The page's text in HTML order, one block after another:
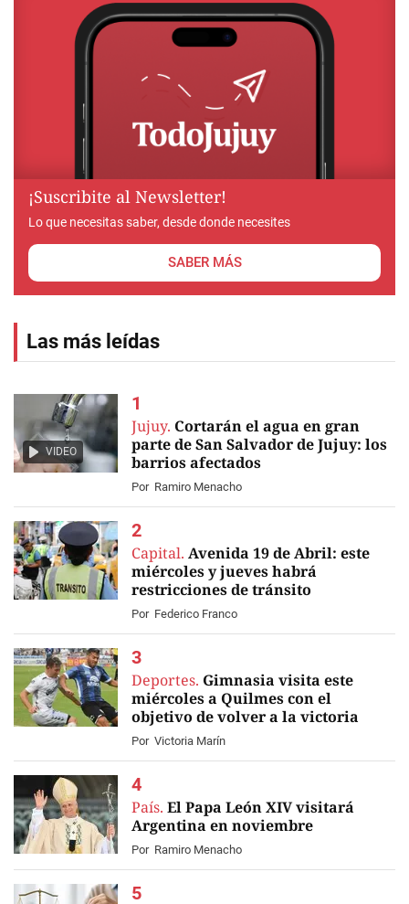
¡Suscribite al Newsletter!
Lo que necesitas saber, desde donde necesites
SABER MÁS
Las más leídas
VIDEO
Jujuy. Cortarán el agua en gran
parte de San Salvador de Jujuy: los
barrios afectados
Por Ramiro Menacho
Capital. Avenida 19 de Abril: este
miércoles y jueves habrá
restricciones de tránsito
Por Federico Franco
Deportes. Gimnasia visita este
miércoles a Quilmes con el
objetivo de volver a la victoria
Por Victoria Marín
País. El Papa León XIV visitará
Argentina en noviembre
Por Ramiro Menacho